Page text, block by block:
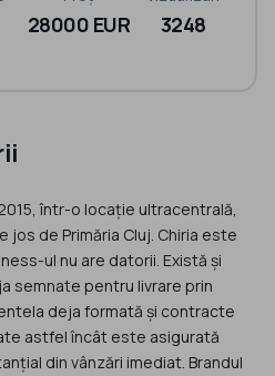
28000 EUR 3248
într-o locație ultracentrală,
jos de Primăria Cluj. Chiria este
ul nu are datorii. Există și
semnate pentru livrare prin
deja formată și contracte
astfel încât este asigurată
din vânzări imediat. Brandul